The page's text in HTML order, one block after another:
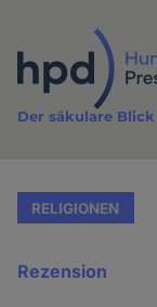
Inhalt
Der säkulare
RELIGIONEN
Rezension